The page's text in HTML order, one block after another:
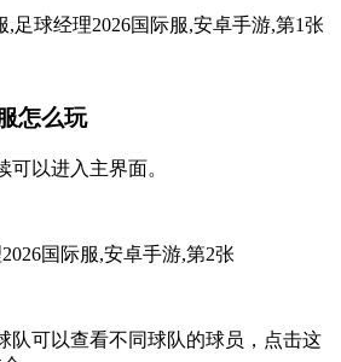
怎么玩
可以进入主界面。
队可以查看不同球队的球员，点击这